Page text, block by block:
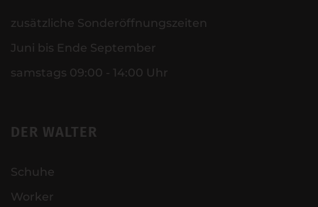
zusätzliche Sonderöffnungszeiten
Juni bis Ende September
samstags 09:00 - 14:00 Uhr
DER WALTER
Schuhe
Worker